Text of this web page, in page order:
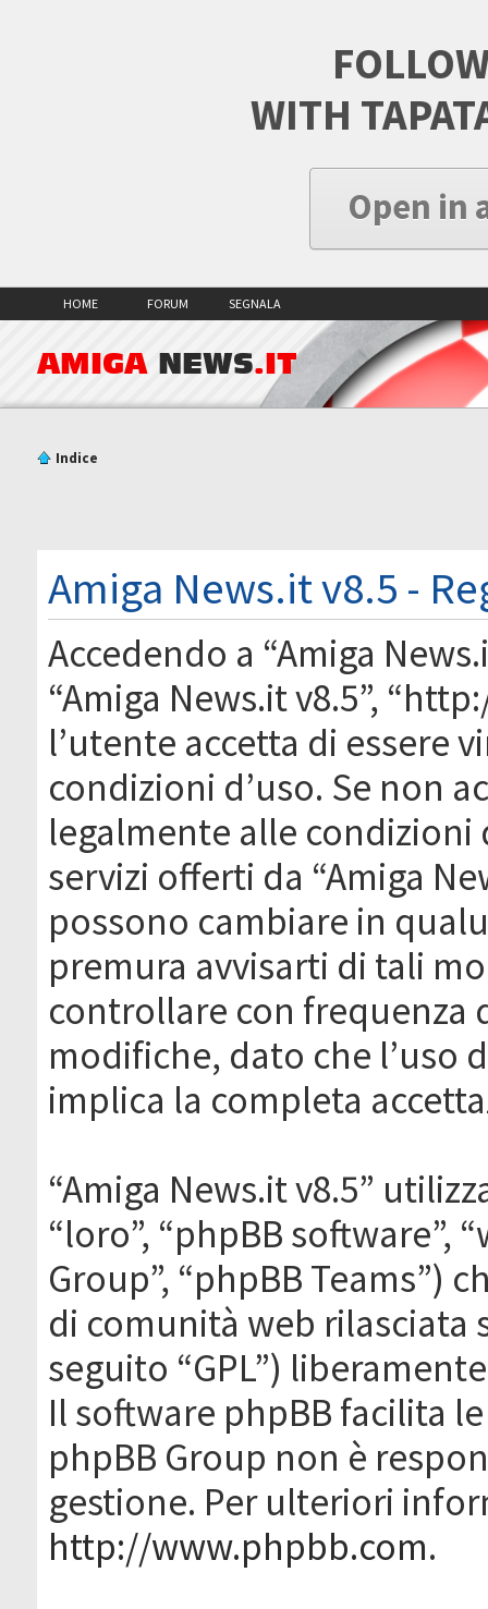
WITH
Open in
HOME FORUM SEGNALA
AMIGA NEWS.IT
Indice
Amiga News.it v8.5 -
Accedendo a “Amiga
“Amiga News.it v8.5”,
l’utente accetta di essere
condizioni d’uso. Se non
legalmente alle condizioni
servizi offerti da “Amiga
possono cambiare in
premura avvisarti di tali
controllare con frequenza
modifiche, dato che l’uso
implica la completa
“Amiga News.it v8.5”
“loro”, “phpBB software”,
Group”, “phpBB Teams”)
di comunità web rilasciata
seguito “GPL”)
Il software phpBB facilita
phpBB Group non è
gestione. Per ulteriori
http://www.phpbb.com.